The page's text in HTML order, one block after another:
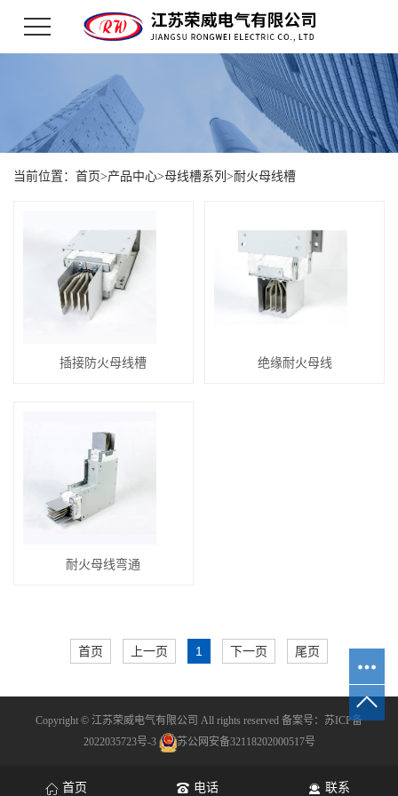
当前位置： 首页>产品中心>母线槽系列 >耐火母线槽
插接防火母线槽 绝缘耐火母线
耐火母线弯通
首页 上一页 1 下一页 尾页
Copyright © 江苏荣威电气有限公司 All rights reserved 备案号： 苏ICP备
2022035723号-3
苏公网安备32118202000517号
首页 电话 联系